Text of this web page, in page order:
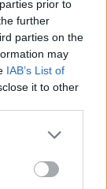
prior to
further
parties on the
may
IAB’s List of
it to other